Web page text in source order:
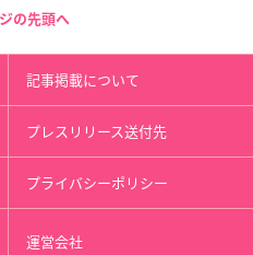
の先頭へ
記事掲載について
プレスリリース送付先
プライバシーポリシー
運営会社